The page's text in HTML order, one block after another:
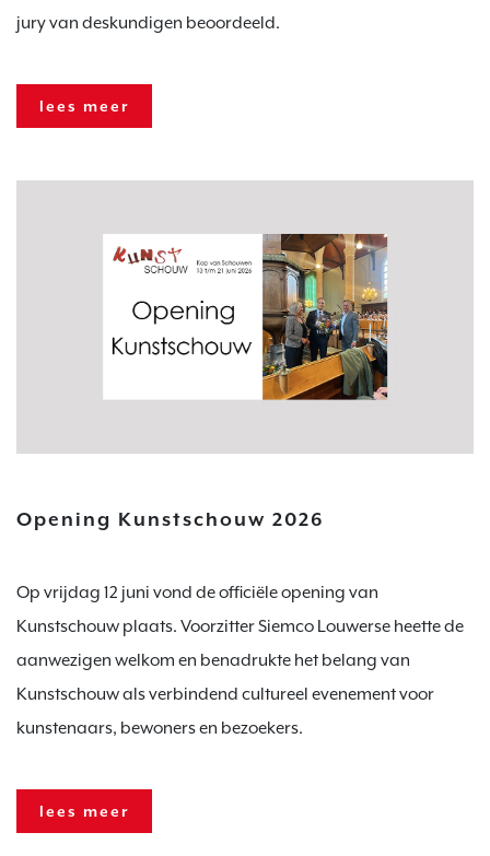
jury van deskundigen beoordeeld.
lees meer
Opening Kunstschouw 2026
Op vrijdag 12 juni vond de officiële opening van
Kunstschouw plaats. Voorzitter Siemco Louwerse heette de
aanwezigen welkom en benadrukte het belang van
Kunstschouw als verbindend cultureel evenement voor
kunstenaars, bewoners en bezoekers.
lees meer